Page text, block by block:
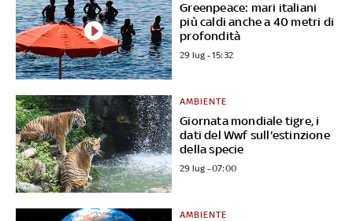
Greenpeace: mari italiani
più caldi anche a 40 metri di
profondità
29 lug - 15:32
Giornata mondiale tigre, i
dati del Wwf sull'estinzione
della specie
AMBIENTE
29 lug - 07:00
AMBIENTE